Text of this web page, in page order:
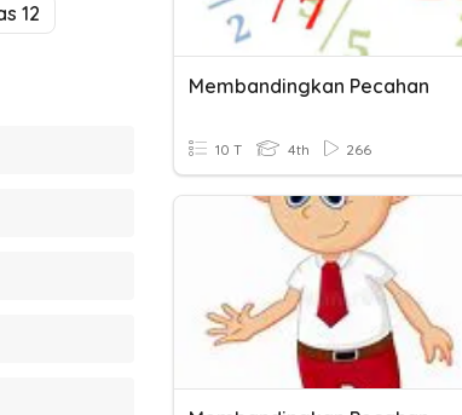
12
Membandingkan Pecahan
10 T 4th 266